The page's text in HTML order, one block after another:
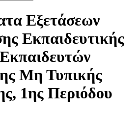
Εξετάσεων
Εκπαιδευτικής
Μη Τυπικής
1ης Περιόδου